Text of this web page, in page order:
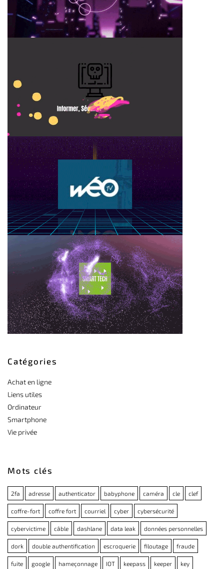
Catégories
Achat en ligne
Liens utiles
Ordinateur
Smartphone
Vie privée
Mots clés
2fa adresse authenticator babyphone caméra cle clef
coffre-fort coffre fort courriel cyber cybersécurité
cybervictime câble dashlane data leak données personnelles
dork double authentification escroquerie filoutage fraude
fuite google hameçonnage IOT keepass keeper key